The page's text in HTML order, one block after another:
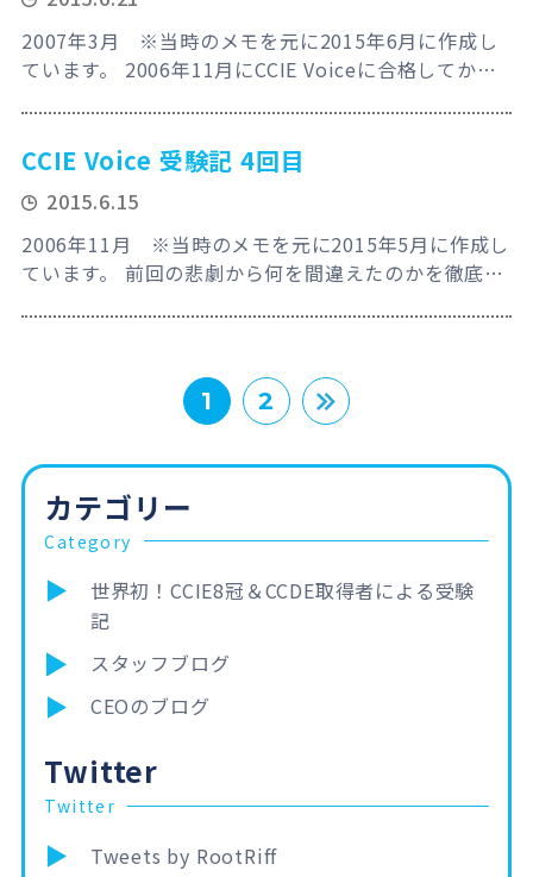
る事にした。CCIE Securityへ今回近づくことが出
来…
2007年3月 ※当時のメモを元に2015年6月に作成し
ています。 2006年11月にCCIE Voiceに合格してか
Securityにチャレンジする事に！まぁ、今回は海外受
に筆記を受けて合格した、やっぱりVPN、Firewall、
IPS…
CCIE Voice 受験記 4回目
2015.6.15
2006年11月 ※当時のメモを元に2015年5月に作成し
ています。 前回の悲劇から何を間違えたのかを徹底的
んな根本的な所まで考え直してしまうくらい自己嫌悪
に陥る。でも次は、次こそは勝てる！その間にWさん
1 2
カテゴリー
Category
世界初！CCIE8冠＆CCDE取得者による受験
記
スタッフブログ
CEOのブログ
Twitter
Twitter
Tweets by RootRiff